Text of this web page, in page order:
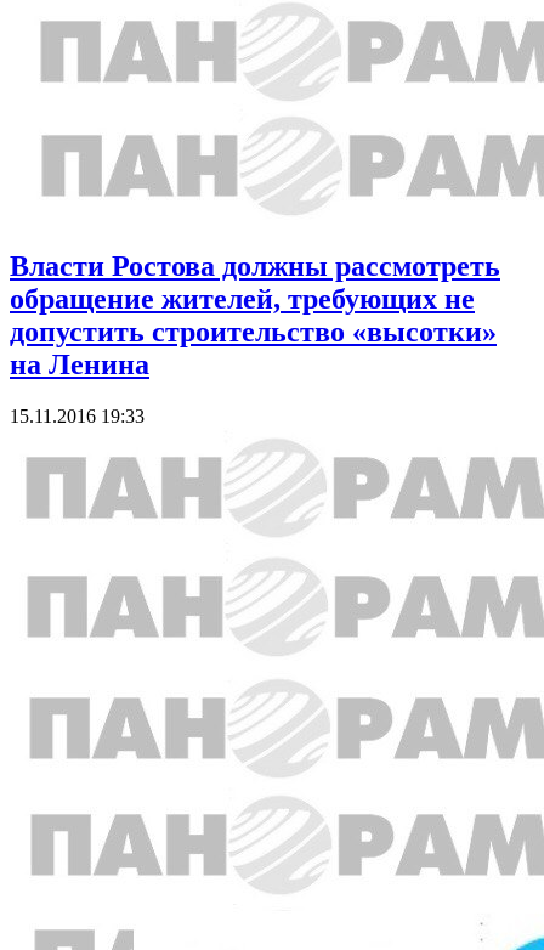
Власти Ростова должны рассмотреть
обращение жителей, требующих не
допустить строительство «высотки»
на Ленина
15.11.2016 19:33